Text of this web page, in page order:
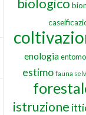
enologia
estimo fauna
istruzione